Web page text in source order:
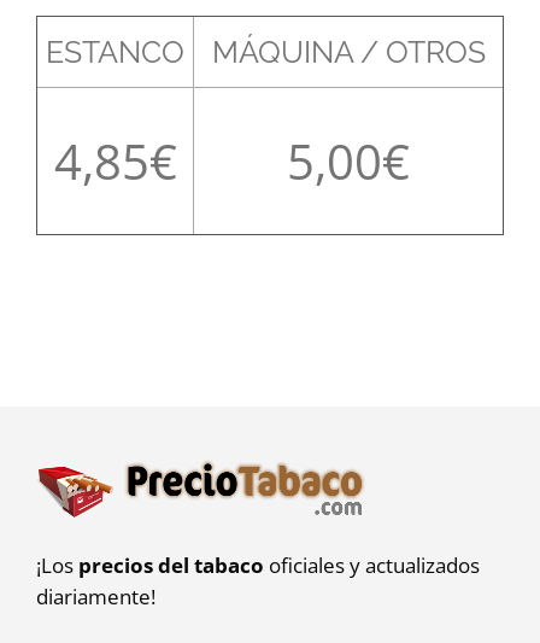
ESTANCO MÁQUINA / OTROS
4,85 5,00
¡Los precios del tabaco oficiales y actualizados
diariamente!